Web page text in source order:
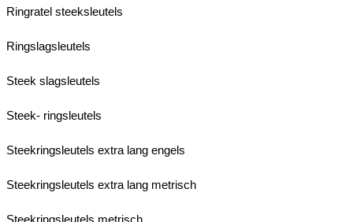
Ringratel steeksleutels
Ringslagsleutels
Steek slagsleutels
Steek- ringsleutels
Steekringsleutels extra lang engels
Steekringsleutels extra lang metrisch